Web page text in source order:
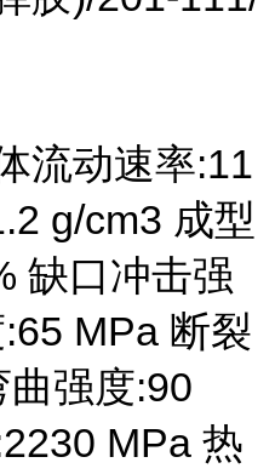
流动速率:11
g/cm3 成型
缺口冲击强
MPa 断裂
强度:90
MPa 热